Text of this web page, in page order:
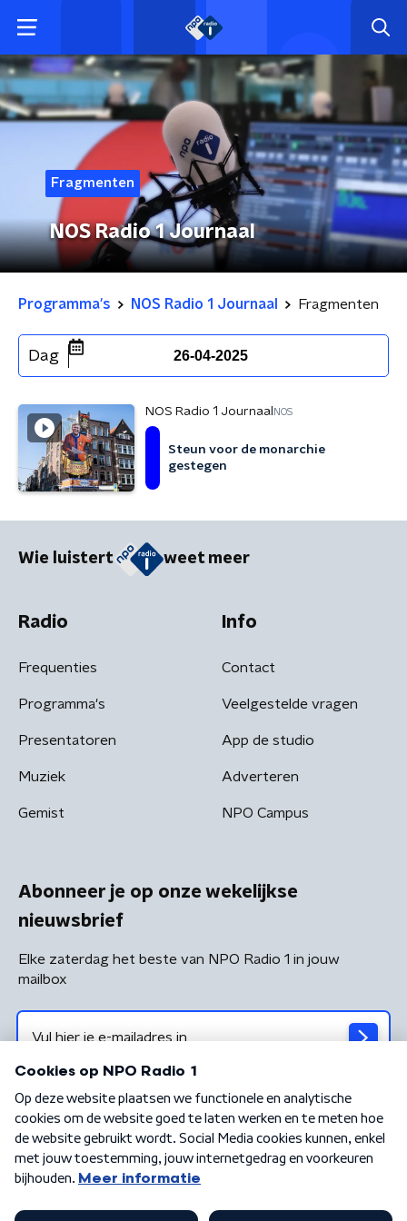
Fragmenten
NOS Radio 1 Journaal
Programma's NOS Radio 1 Journaal Fragmenten
Dag 26-04-2025
NOS Radio 1 Journaal NOS
Steun voor de monarchie
gestegen
Wie luistert weet meer
Radio
Frequenties
Programma's
Presentatoren
Muziek
Gemist
Info
Contact
Veelgestelde vragen
App de studio
Adverteren
NPO Campus
Abonneer je op onze wekelijkse
nieuwsbrief
Elke zaterdag het beste van NPO Radio 1 in jouw
mailbox
Algemene voorwaarden